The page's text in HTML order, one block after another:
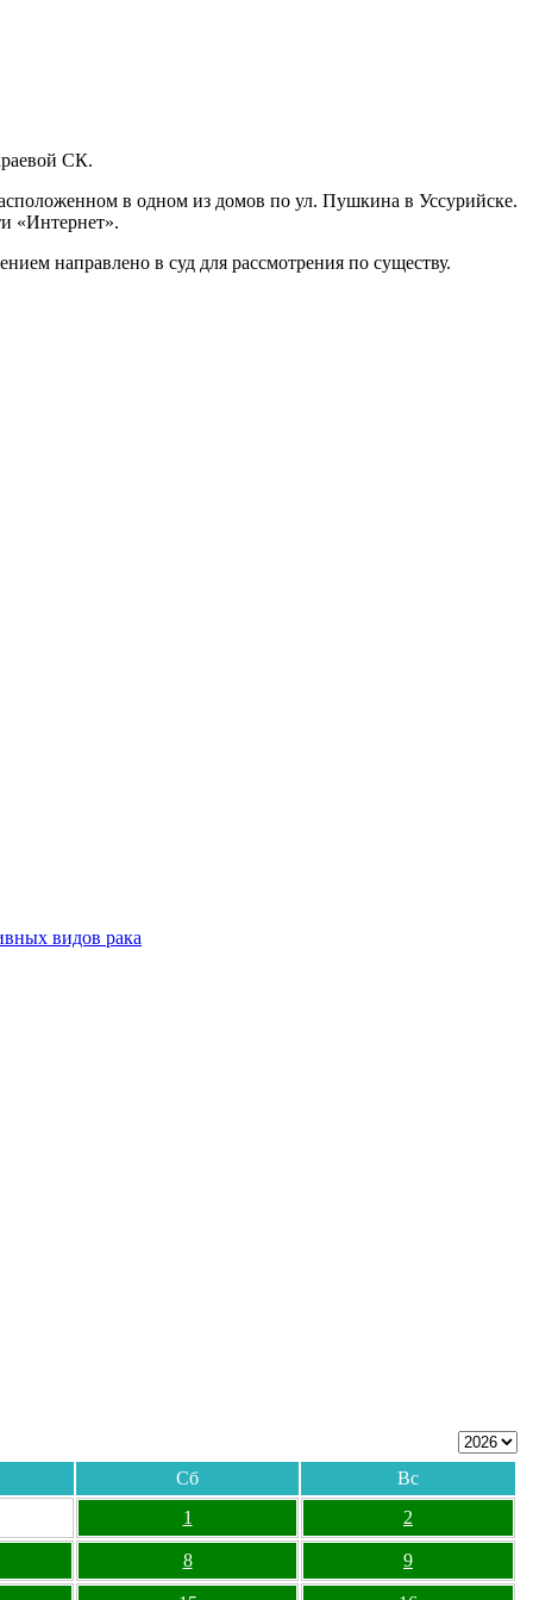
СК.
в одном из домов по ул. Пушкина в Уссурийске.
«Интернет».
направлено в суд для рассмотрения по существу.
видов рака
Сб
Вс
1
2
8 9